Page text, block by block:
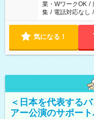
業・WワークOK /
集 / 電話対応なし /
気になる！
＜日本を代表する
アー公演のサポー